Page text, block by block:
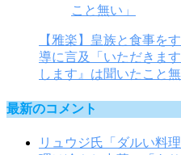
【雅楽】皇族と食事を
導に言及「いただきま
します』は聞いたこと無
最新のコメント
リュウジ氏「ダルい料